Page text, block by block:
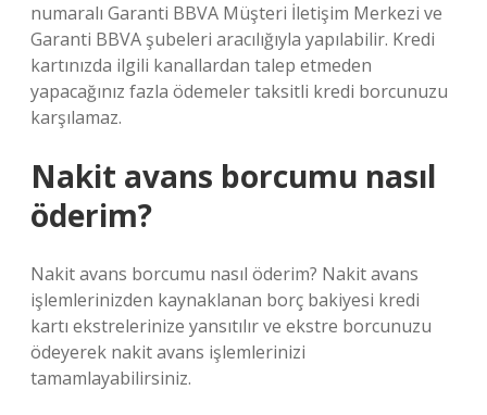
numaralı Garanti BBVA Müşteri İletişim Merkezi ve
Garanti BBVA şubeleri aracılığıyla yapılabilir. Kredi
kartınızda ilgili kanallardan talep etmeden
yapacağınız fazla ödemeler taksitli kredi borcunuzu
karşılamaz.
Nakit avans borcumu nasıl
öderim?
Nakit avans borcumu nasıl öderim? Nakit avans
işlemlerinizden kaynaklanan borç bakiyesi kredi
kartı ekstrelerinize yansıtılır ve ekstre borcunuzu
ödeyerek nakit avans işlemlerinizi
tamamlayabilirsiniz.